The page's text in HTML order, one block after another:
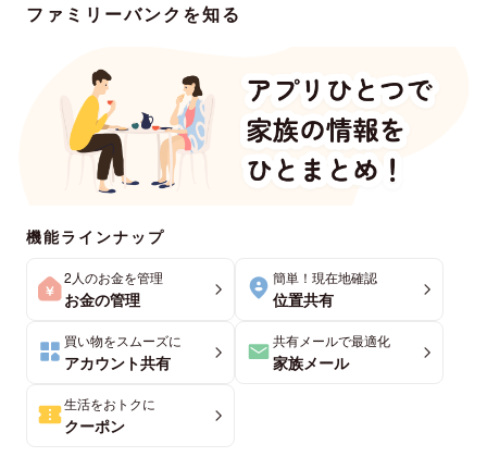
ファミリーバンクを知る
機能ラインナップ
2人のお金を管理
お金の管理
簡単！現在地確認
位置共有
買い物をスムーズに
アカウント共有
共有メールで最適化
家族メール
生活をおトクに
クーポン